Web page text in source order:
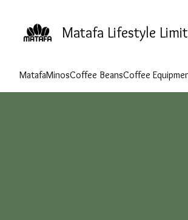
Matafa Lifestyle
MatafaMinosCoffee BeansCoffee